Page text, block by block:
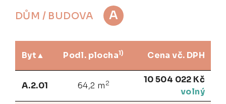
DŮM / BUDOVA A
Byt Podl. plocha1) Cena vč. DPH
A.2.01 64,2 m 2
10 504 022 Kč
volný